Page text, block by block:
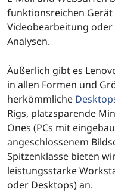
funktionsreichen Gerät
Videobearbeitung oder
Analysen.
Äußerlich gibt es
in allen Formen und
herkömmliche
Rigs, platzsparende
Ones (PCs mit
angeschlossenem
Spitzenklasse bieten
leistungsstarke
oder Desktops) an.